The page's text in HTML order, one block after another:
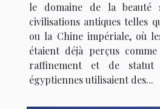
le domaine de la beauté
civilisations antiques telles
ou la Chine impériale, où
étaient déjà perçus
raffinement et de statut
égyptiennes utilisaient des...